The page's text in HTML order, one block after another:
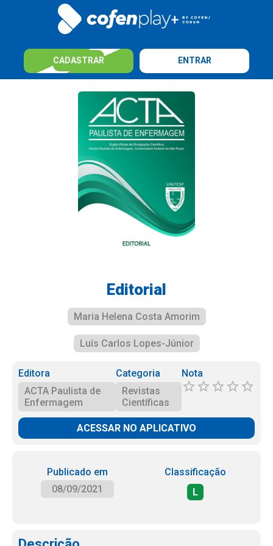
CADASTRAR ENTRAR
Editorial
Maria Helena Costa Amorim
Luís Carlos Lopes-Júnior
Editora
ACTA Paulista de
Enfermagem
Categoria
Revistas
Científicas
Nota
ACESSAR NO APLICATIVO
Publicado em
08/09/2021
Classificação
L